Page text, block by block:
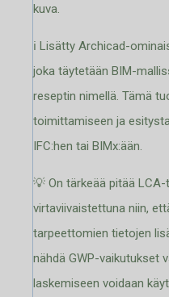
kuva.
ℹ️ Lisätty Archicad-
joka täytetään BIM-
reseptin nimellä. Tämä
toimittamiseen ja
IFC:hen tai BIMx:ään.
💡 On tärkeää pitää
virtaviivaistettuna niin,
tarpeettomien tietojen
nähdä GWP-vaikutukset
laskemiseen voidaan